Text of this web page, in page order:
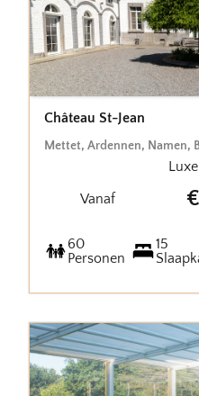
Château St-Jean
Mettet, Ardennen, Namen,
Vanaf
€
60
Personen
15